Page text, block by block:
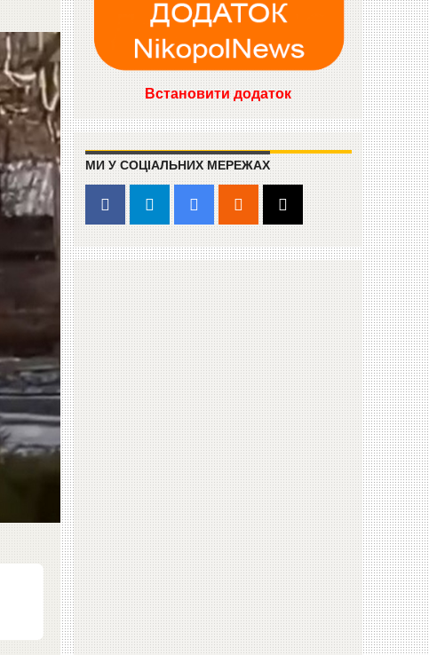
Встановити додаток
МИ У СОЦІАЛЬНИХ МЕРЕЖАХ